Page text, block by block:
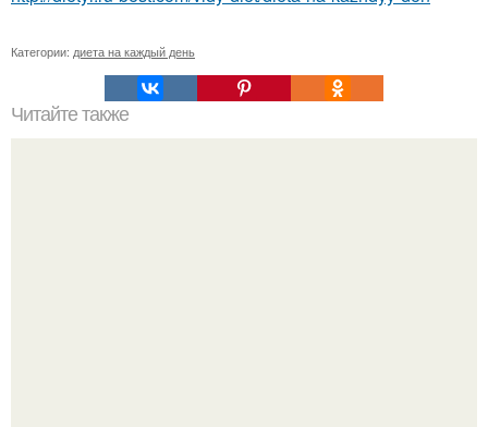
Категории: диета на каждый день
Читайте также